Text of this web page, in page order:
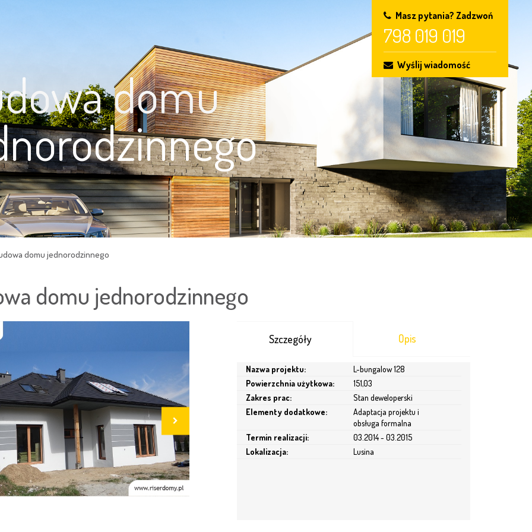
domu
Masz pytania? Zadzwoń
798 019 019
Wyślij wiadomość
domu jednorodzinnego
domu jednorodzinnego
Szczegóły Opis
Nazwa projektu:
L-bungalow 128
Powierzchnia użytkowa:
151,03
Zakres prac:
Stan deweloperski
Elementy dodatkowe:
Adaptacja projektu i
obsługa formalna
Termin realizacji:
03.2014 - 03.2015
Lokalizacja:
Lusina